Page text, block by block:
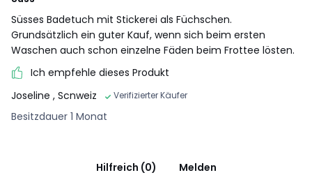
Süsses Badetuch mit Stickerei als Füchschen.
Grundsätzlich ein guter Kauf, wenn sich beim ersten
Waschen auch schon einzelne Fäden beim Frottee lösten.
Ich empfehle dieses Produkt
Joseline , Scnweiz Verifizierter Käufer
Besitzdauer 1 Monat
Hilfreich (0)
Melden